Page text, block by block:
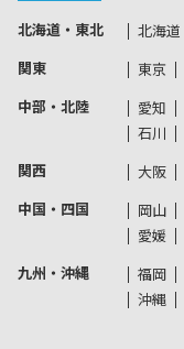
北海道・東北 北海道
関東 東京
中部・北陸 愛知
石川
関西 大阪
中国・四国 岡山
愛媛
九州・沖縄 福岡
沖縄